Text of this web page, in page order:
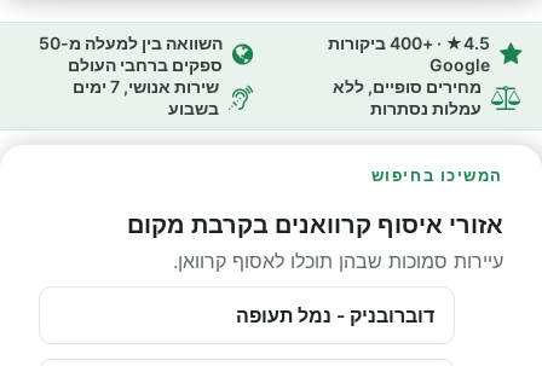
4.5★ · +400 ביקורות
Google
השוואה בין למעלה מ-50
ספקים ברחבי העולם
מחירים סופיים, ללא
עמלות נסתרות
שירות אנושי, 7 ימים
בשבוע
המשיכו בחיפוש
אזורי איסוף קרוואנים בקרבת מקום
עיירות סמוכות שבהן תוכלו לאסוף קרוואן.
דוברובניק - נמל תעופה